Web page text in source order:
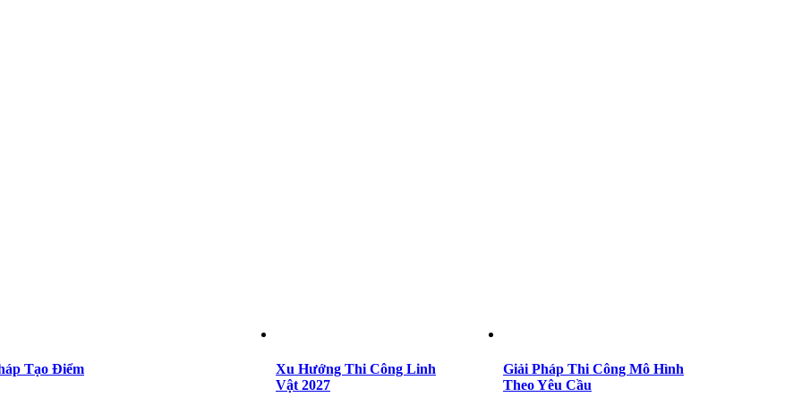
Tạo Điểm
Xu Hướng Thi Công Linh
Vật 2027
Giải Pháp Thi Công Mô Hình
Theo Yêu Cầu